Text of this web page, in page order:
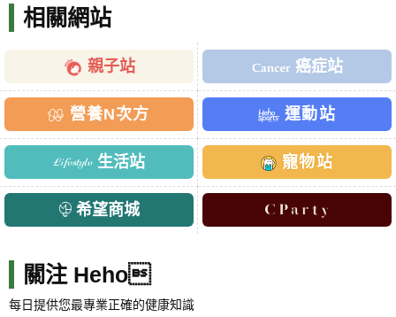
相關網站
親子站 癌症站
營養N次方 運動站
生活站 寵物站
希望商城
關注 Heho
每日提供您最專業正確的健康知識